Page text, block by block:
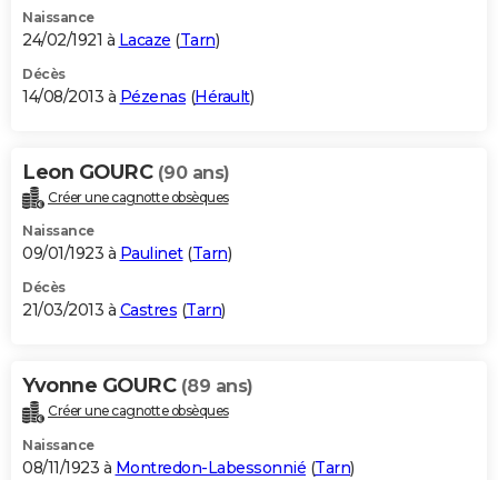
Naissance
24/02/1921 à Lacaze (Tarn)
Décès
14/08/2013 à Pézenas (Hérault)
Leon GOURC (90 ans)
Créer une cagnotte obsèques
Naissance
09/01/1923 à Paulinet(Tarn)
Décès
21/03/2013 à Castres (Tarn)
Yvonne GOURC (89 ans)
Créer une cagnotte obsèques
Naissance
08/11/1923 à Montredon-Labessonnié (Tarn)